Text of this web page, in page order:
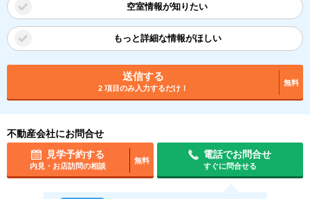
空室情報が知りたい
もっと詳細な情報がほしい
送信する
2 項目のみ入力するだけ！
無料
不動産会社にお問合せ
見学予約する
内見・お店訪問の相談
無料
電話でお問合せ
すぐに問合せる